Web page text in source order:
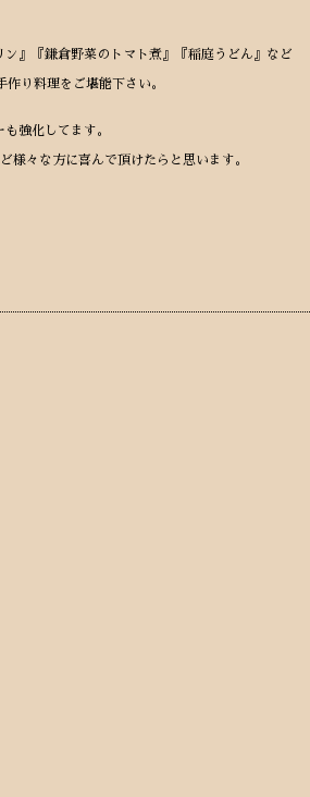
』『鎌倉野菜のトマト煮』『稲庭うどん』など
り料理をご堪能下さい。
強化してます。
々な方に喜んで頂けたらと思います。